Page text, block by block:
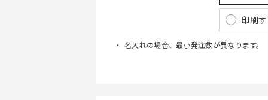
印刷
名入れの場合、最小発注数が異なります。